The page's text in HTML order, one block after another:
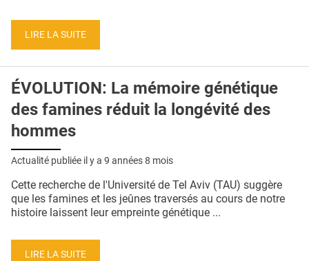
LIRE LA SUITE
ÉVOLUTION: La mémoire génétique
des famines réduit la longévité des
hommes
Actualité publiée il y a 9 années 8 mois
Cette recherche de l'Université de Tel Aviv (TAU) suggère
que les famines et les jeûnes traversés au cours de notre
histoire laissent leur empreinte génétique ...
LIRE LA SUITE